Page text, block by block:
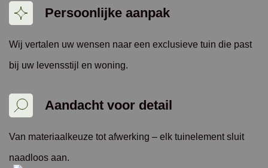
Persoonlijke aanpak
Wij vertalen uw wensen naar een exclusieve tuin die past
bij uw levensstijl en woning.
Aandacht voor detail
Van materiaalkeuze tot afwerking – elk tuinelement sluit
naadloos aan.